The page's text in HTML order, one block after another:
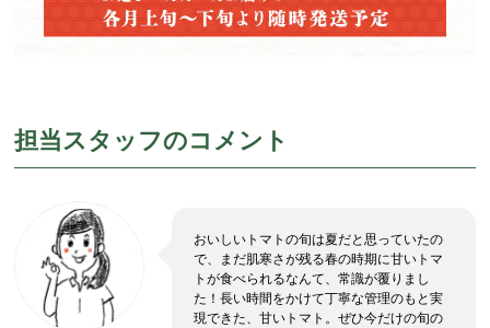
担当スタッフのコメント
おいしいトマトの旬は夏だと思っていたの
で、まだ肌寒さが残る春の時期に甘いトマ
トが食べられるなんて、常識が覆りまし
た！長い時間をかけて丁寧な管理のもと実
現できた、甘いトマト。ぜひ今だけの旬の